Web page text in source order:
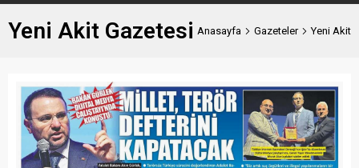
Yeni Akit Gazetesi Anasayfa Gazeteler Yeni Akit